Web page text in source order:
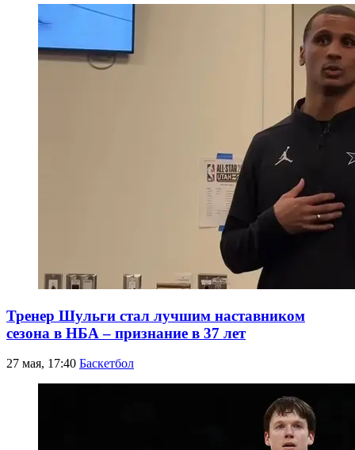
Тренер Шульги стал лучшим наставником
сезона в НБА – признание в 37 лет
27 мая, 17:40 Баскетбол